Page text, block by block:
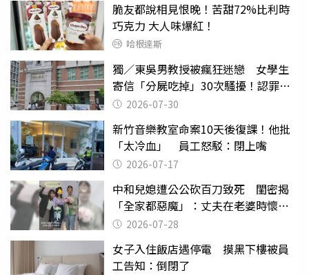
脆友都說相見恨晚！苦甜72%比利時
巧克力 大人味爆紅！
哈根達斯
獨／東吳男教授被瘋狂迷戀 女學生
寄信「分屍吃掉」30次騷擾！認罪免
關 2026-07-30
新竹音樂教室命案10天後復課！他批
「太冷血」 員工怒駁：閉上嘴
2026-07-17
中和兒媳遭公公砍百刀致死 閨密揭
「全家都惡魔」：丈夫在老婆時懷孕
摔東西
2026-07-28
女子入住飯店遇停電 摸黑下樓被員
工告知：倒閉了